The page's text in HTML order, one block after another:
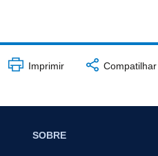
Imprimir Compatilhar
SOBRE